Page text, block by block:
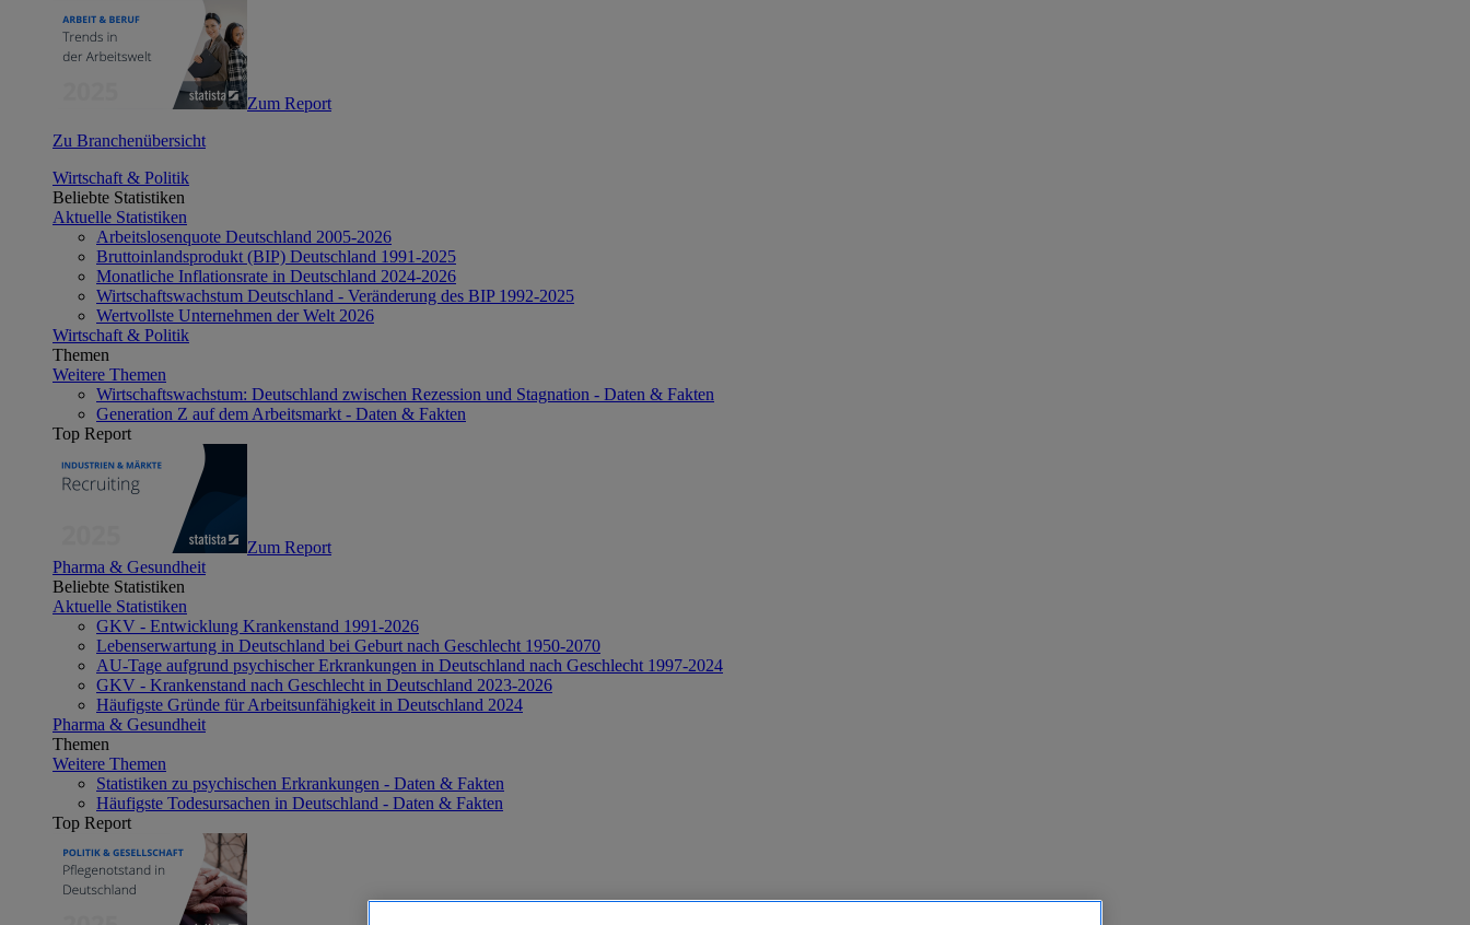
Zum Report
Zu Branchenübersicht
Wirtschaft & Politik
Beliebte Statistiken
Aktuelle Statistiken
Arbeitslosenquote Deutschland 2005-2026
Bruttoinlandsprodukt (BIP) Deutschland 1991-2025
Monatliche Inflationsrate in Deutschland 2024-2026
Wirtschaftswachstum Deutschland - Veränderung des BIP 1992-2025
Wertvollste Unternehmen der Welt 2026
Wirtschaft & Politik
Themen
Weitere Themen
Wirtschaftswachstum: Deutschland zwischen Rezession und Stagnation - Daten & Fakten
Generation Z auf dem Arbeitsmarkt - Daten & Fakten
Top Report
Zum Report
Pharma & Gesundheit
Beliebte Statistiken
Aktuelle Statistiken
GKV - Entwicklung Krankenstand 1991-2026
Lebenserwartung in Deutschland bei Geburt nach Geschlecht 1950-2070
AU-Tage aufgrund psychischer Erkrankungen in Deutschland nach Geschlecht 1997-2024
GKV - Krankenstand nach Geschlecht in Deutschland 2023-2026
Häufigste Gründe für Arbeitsunfähigkeit in Deutschland 2024
Pharma & Gesundheit
Themen
Weitere Themen
Statistiken zu psychischen Erkrankungen - Daten & Fakten
Häufigste Todesursachen in Deutschland - Daten & Fakten
Top Report